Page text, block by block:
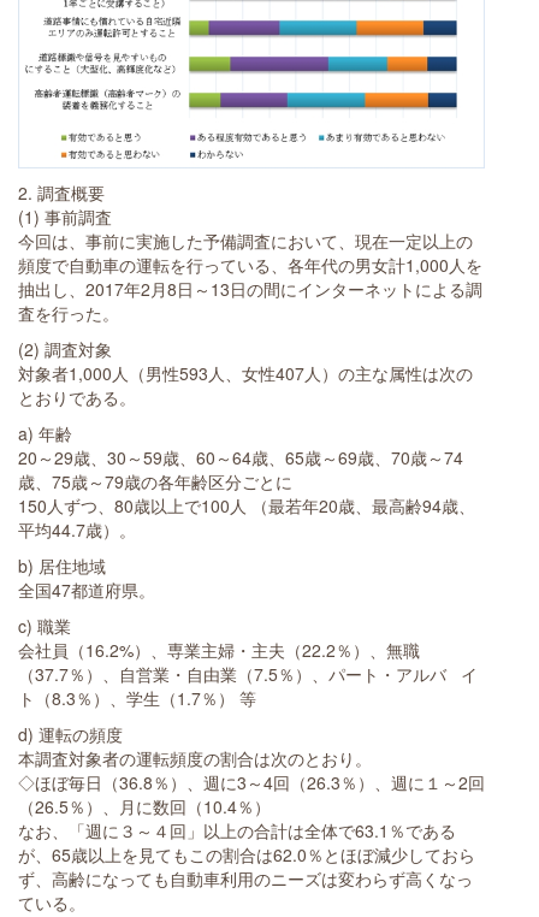
2. 調査概要
(1) 事前調査
今回は、事前に実施した予備調査において、現在一定以上の
頻度で自動車の運転を行っている、各年代の男女計1,000人を
抽出し、2017年2月8日～13日の間にインターネットによる調
査を行った。
(2) 調査対象
対象者1,000人（男性593人、女性407人）の主な属性は次の
とおりである。
a) 年齢
20～29歳、30～59歳、60～64歳、65歳～69歳、70歳～74
歳、75歳～79歳の各年齢区分ごとに
150人ずつ、80歳以上で100人 （最若年20歳、最高齢94歳、
平均44.7歳）。
b) 居住地域
全国47都道府県。
c) 職業
会社員（16.2%）、専業主婦・主夫（22.2％）、無職
（37.7％）、自営業・自由業（7.5％）、パート・アルバ イ
ト（8.3％）、学生（1.7％） 等
d) 運転の頻度
本調査対象者の運転頻度の割合は次のとおり。
◇ほぼ毎日（36.8％）、週に3～4回（26.3％）、週に１～2回
（26.5％）、月に数回（10.4％）
なお、「週に３～４回」以上の合計は全体で63.1％である
が、65歳以上を見てもこの割合は62.0％とほぼ減少しておら
ず、高齢になっても自動車利用のニーズは変わらず高くなっ
ている。